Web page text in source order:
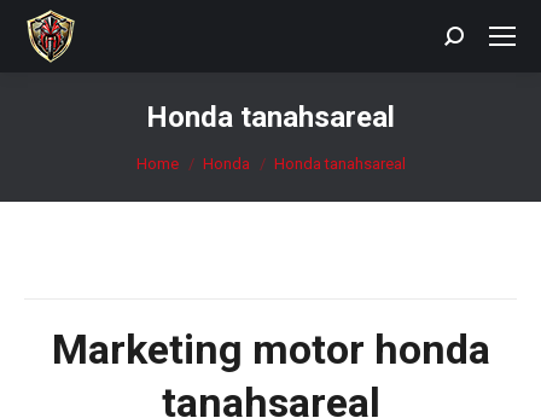
Search:
Honda tanahsareal
You are here:
Home Honda Honda tanahsareal
Marketing motor honda
tanahsareal